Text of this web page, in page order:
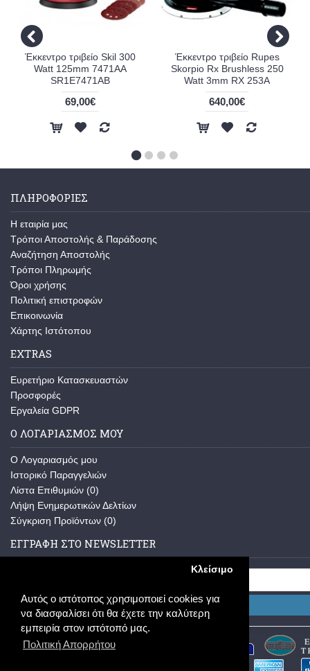
Αυτός ο ιστότοπος χρησιμοποιεί cookies για
να διασφαλίσει ότι θα έχετε την καλύτερη
εμπειρία στον ιστότοπό μας.
Πολιτική Απορρήτου
Κλείσιμο
Έκκεντρο τριβείο Skil 300
Watt 125mm 7471AA
SR1E7471AB
69,00€
Έκκεντρο τριβείο Rupes
Skorpio Rx Brushless 250
Watt 3mm RX 253A
640,00€
ΠΛΗΡΟΦΟΡΙΕΣ
Η εταιρία μας
Τρόποι Αποστολής & Παράδοσης
Αναζήτηση Αποστολής
Τρόποι Πληρωμής
Όροι χρήσης
Πολιτική επιστροφών
Επικοινωνία
Χάρτης Ιστότοπου
EXTRAS
Ευρετήριο Κατασκευαστών
Προσφορές
Εργαλεία GDPR
Ο ΛΟΓΑΡΙΑΣΜΟΣ ΜΟΥ
O Λογαριασμός μου
Ιστορικό Παραγγελιών
Λίστα Επιθυμιών (0)
Λήψη Ενημερωτικών Δελτίων
Σύγκριση Προϊόντων (0)
ΕΓΓΡΑΦΗ ΣΤΟ NEWSLETTER
Εγγραφή